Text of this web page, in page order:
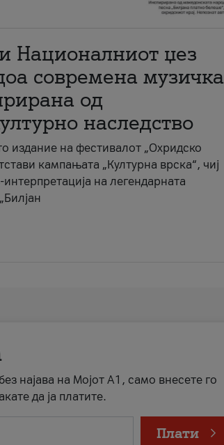
Националниот џез
современа музичка
од
наследство
издание на фестивалот „Охридско
кампањата „Културна врска“, чиј
на легендарната
најава на Мојот А1, само внесете го
да ја платите.
Плати